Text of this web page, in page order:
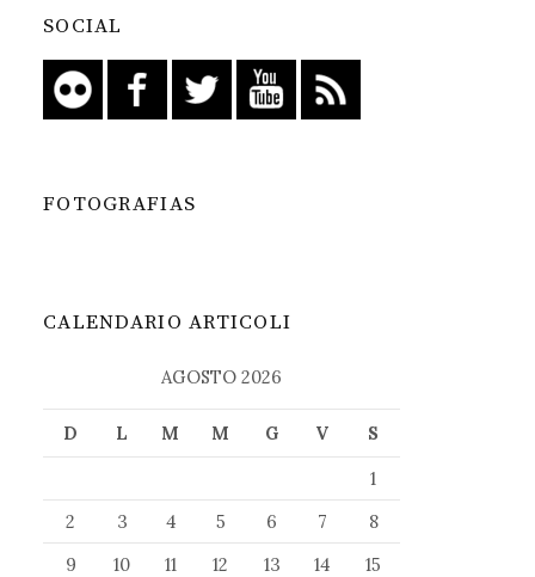
SOCIAL
FOTOGRAFIAS
CALENDARIO ARTICOLI
AGOSTO 2026
D L M M G V
S
1
2
3 4 5 6 7
8
9
10 11 12 13 14
15